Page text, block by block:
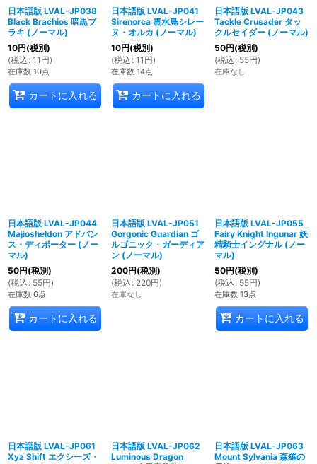
日本語版 LVAL-JP038
Black Brachios 暗黒ブ
ラキ (ノーマル)
10円(税別)
(税込 : 11 円)
在庫数 10点
カートに入れる
日本語版 LVAL-JP041
Sirenorca 霊水鳥シレー
ヌ・オルカ (ノーマル)
10円(税別)
(税込 : 11 円)
在庫数 14点
カートに入れる
日本語版 LVAL-JP043
Tackle Crusader タッ
クルセイダー (ノーマル)
50円(税別)
(税込 : 55円)
在庫なし
日本語版 LVAL-JP044
Majiosheldon アドバン
ス・ディボーター (ノー
マル)
50円(税別)
(税込 : 55円)
在庫数 6点
カートに入れる
日本語版 LVAL-JP051
Gorgonic Guardian ゴ
ルゴニック・ガーディア
ン (ノーマル)
200円(税別)
(税込 : 220円)
在庫なし
日本語版 LVAL-JP055
Fairy Knight Ingunar 妖
精騎士イングナル (ノー
マル)
50円(税別)
(税込 : 55円)
在庫数 13点
カートに入れる
日本語版 LVAL-JP061
Xyz Shift エクシーズ・
日本語版 LVAL-JP062
Luminous Dragon
日本語版 LVAL-JP063
Mount Sylvania 森羅の